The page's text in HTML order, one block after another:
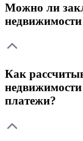
Можно ли
Как
платежи?